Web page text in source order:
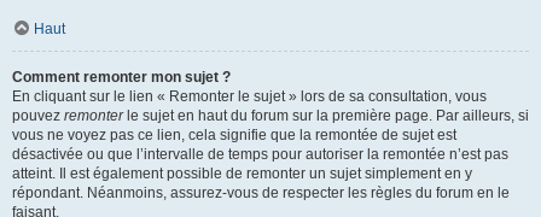
Haut
Comment remonter mon sujet ?
En cliquant sur le lien « Remonter le sujet » lors de sa consultation, vous
pouvez remonterle sujet en haut du forum sur la première page. Par ailleurs, si
vous ne voyez pas ce lien, cela signifie que la remontée de sujet est
désactivée ou que l’intervalle de temps pour autoriser la remontée n’est pas
atteint. Il est également possible de remonter un sujet simplement en y
répondant. Néanmoins, assurez-vous de respecter les règles du forum en le
faisant.